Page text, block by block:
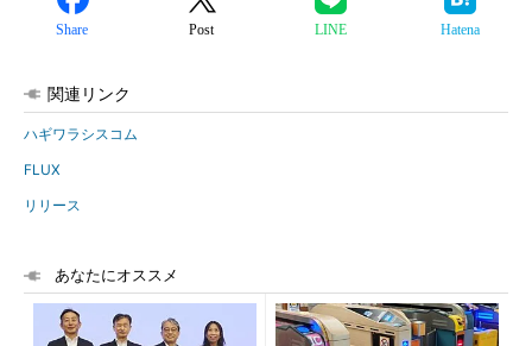
Share Post LINE Hatena
関連リンク
ハギワラシスコム
FLUX
リリース
あなたにオススメ